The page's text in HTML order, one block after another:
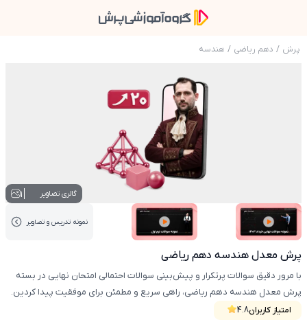
پرش / دهم ریاضی / هندسه
عکس محصول پرش معدل هندسه دهم ریاضی
گالری تصاویر 1
عکس کاور نمونه تدریس عکس کاور نمونه تدریس
نمونه تدریس‌ و تصاویر
پرش معدل هندسه دهم ریاضی
امتیاز کاربران4.8
با مرور دقیق سوالات پرتکرار و پیش‌بینی سوالات احتمالی امتحان نهایی در بسته
پرش معدل هندسه دهم ریاضی، راهی سریع و مطمئن برای موفقیت پیدا کردین.